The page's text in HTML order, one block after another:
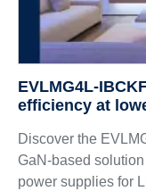
EVLMG4L-
efficiency at
Discover the
GaN-based
power supplies for